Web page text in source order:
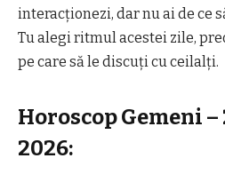
interacționezi, dar nu ai de ce
Tu alegi ritmul acestei zile,
pe care să le discuți cu ceilalți.
Horoscop Gemeni
2026: